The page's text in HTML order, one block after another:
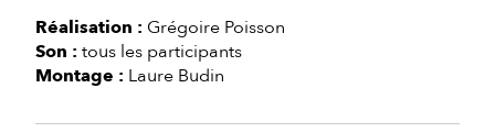
Réalisation : Grégoire Poisson
Son : tous les participants
Montage : Laure Budin